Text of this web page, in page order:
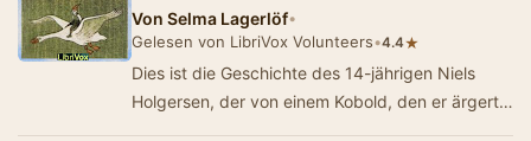
Von Selma Lagerlöf•
Gelesen von LibriVox Volunteers•4.4★
Dies ist die Geschichte des 14-jährigen Niels
Holgersen, der von einem Kobold, den er ärgert,